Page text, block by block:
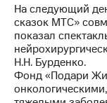
аудит
Рынок
акций
Описание
На следующий
сказок МТС»
показал
Н.Н. Бурденко.
Фонд «Подари